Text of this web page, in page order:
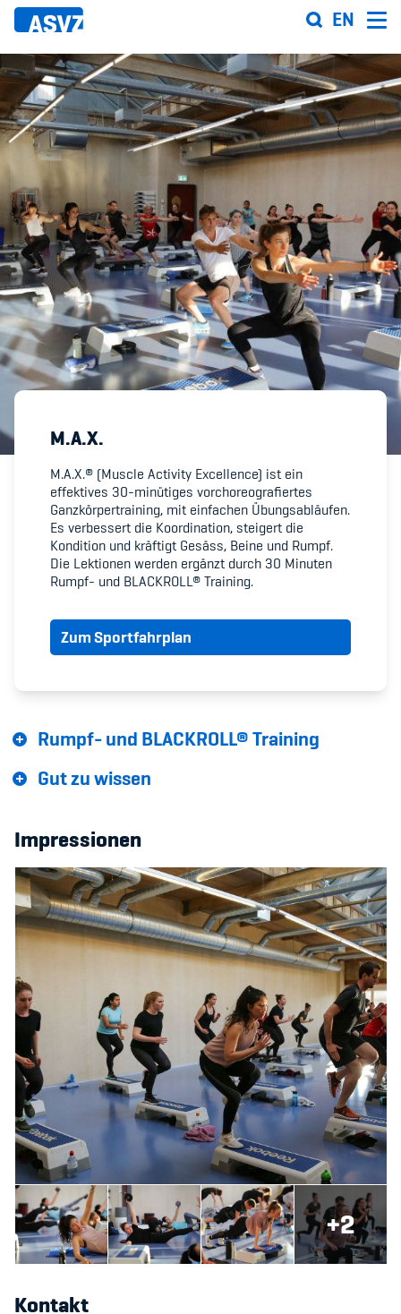
Direkt
zum
EN
Sportfahrplan
Sportarten
Sportanlagen
Events
ASVZ@home
Member's Manual / FAQ
Fairplay
Teilnahmeberechtigung
Academy
Blog
Diversität & Inklusion
Infomails
Krankenversicherung
Schwangerschaft & Sport
Spitzensport & Studium
Organisation
Team
Offene Stellen
Mitgliedervereine
Sponsoren und Partner
Netzwerk
M.A.X.
M.A.X.® (Muscle Activity Excellence) ist ein
effektives 30-minütiges vorchoreografiertes
Ganzkörpertraining, mit einfachen Übungsabläufen.
Es verbessert die Koordination, steigert die
Kondition und kräftigt Gesäss, Beine und Rumpf.
Die Lektionen werden ergänzt durch 30 Minuten
Rumpf- und BLACKROLL® Training.
Zum Sportfahrplan
Rumpf- und BLACKROLL® Training
Gut zu wissen
Impressionen
+2
Kontakt